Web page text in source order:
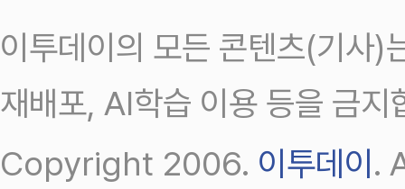
이투데이의 모든 콘텐츠(기사)
재배포, AI학습 이용 등을 금지
Copyright 2006. 이투데이.